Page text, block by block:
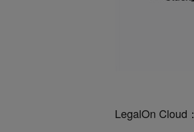
LegalOn Cloud：